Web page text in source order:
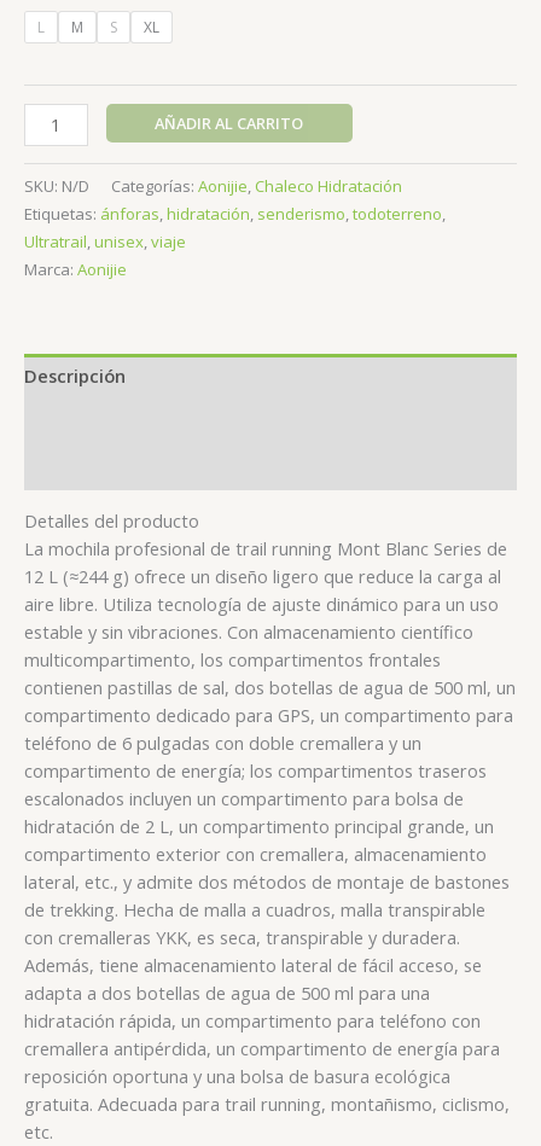
L M S XL
Aonijie-
Chaleco
color
Verde
serie
Mont-
Blanc
2
AÑADIR AL CARRITO
SKU: N/D Categorías: Aonijie, Chaleco Hidratación
Etiquetas: ánforas,hidratación, senderismo,todoterreno,
Ultratrail,unisex,viaje
Marca: Aonijie
Descripción
Detalles del producto
La mochila profesional de trail running Mont Blanc Series de
12 L (≈244 g) ofrece un diseño ligero que reduce la carga al
aire libre. Utiliza tecnología de ajuste dinámico para un uso
estable y sin vibraciones. Con almacenamiento científico
multicompartimento, los compartimentos frontales
contienen pastillas de sal, dos botellas de agua de 500 ml, un
compartimento dedicado para GPS, un compartimento para
teléfono de 6 pulgadas con doble cremallera y un
compartimento de energía; los compartimentos traseros
escalonados incluyen un compartimento para bolsa de
hidratación de 2 L, un compartimento principal grande, un
compartimento exterior con cremallera, almacenamiento
lateral, etc., y admite dos métodos de montaje de bastones
de trekking. Hecha de malla a cuadros, malla transpirable
con cremalleras YKK, es seca, transpirable y duradera.
Además, tiene almacenamiento lateral de fácil acceso, se
adapta a dos botellas de agua de 500 ml para una
hidratación rápida, un compartimento para teléfono con
cremallera antipérdida, un compartimento de energía para
reposición oportuna y una bolsa de basura ecológica
gratuita. Adecuada para trail running, montañismo, ciclismo,
etc.